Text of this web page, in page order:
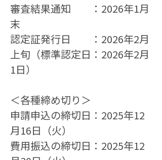
審査結果通知　　：2026年1月
末
認定証発行日　　：2026年2月
上旬（標準認定日：2026年2月
1日）
＜各種締め切り＞
申請申込の締切日：2025年12
月16日（火）
費用振込の締切日：2025年12